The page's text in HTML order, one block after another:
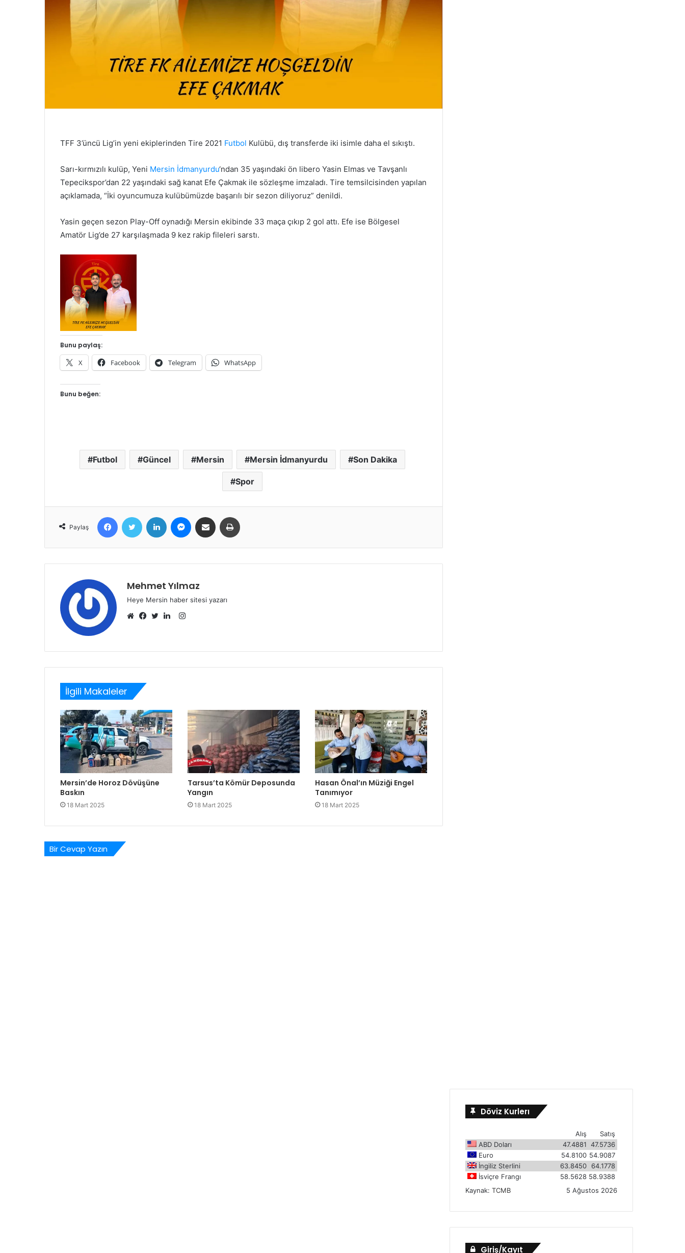
TFF 3’üncü Lig’in yeni ekiplerinden Tire 2021 Futbol Kulübü, dış transferde iki isimle daha el sıkıştı.
Sarı-kırmızılı kulüp, Yeni Mersin İdmanyurdu‘ndan 35 yaşındaki ön libero Yasin Elmas ve Tavşanlı
Tepecikspor’dan 22 yaşındaki sağ kanat Efe Çakmak ile sözleşme imzaladı. Tire temsilcisinden yapılan
açıklamada, “İki oyuncumuza kulübümüzde başarılı bir sezon diliyoruz” denildi.
Yasin geçen sezon Play-Off oynadığı Mersin ekibinde 33 maça çıkıp 2 gol attı. Efe ise Bölgesel
Amatör Lig’de 27 karşılaşmada 9 kez rakip fileleri sarstı.
Bunu paylaş:
X Facebook Telegram WhatsApp
Bunu beğen:
Futbol Güncel Mersin Mersin İdmanyurdu Son Dakika
Spor
Paylaş
FacebookTwitter LinkedIn MessengerE-Posta ile paylaş
Mehmet Yılmaz
Heye Mersin haber sitesi yazarı
Instagram
İlgili Makaleler
Mersin’de Horoz Dövüşüne
Baskın
18 Mart 2025
Tarsus’ta Kömür Deposunda
Yangın
18 Mart 2025
Hasan Önal’ın Müziği Engel
Tanımıyor
18 Mart 2025
Bir Cevap Yazın
Döviz Kurlerı
Satış
Alış
ABD Doları
47.5736
47.4881
Euro
54.9087
54.8100
İngiliz Sterlini
64.1778
63.8450
İsviçre Frangı
58.9388
58.5628
Kaynak:TCMB 5 Ağustos 2026
Giriş/Kayıt